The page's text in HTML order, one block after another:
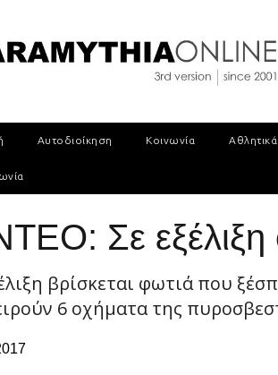
Αυτοδιοίκηση Κοινωνία Αθλητικά
Σε
βρίσκεται φωτιά που
6 οχήματα της